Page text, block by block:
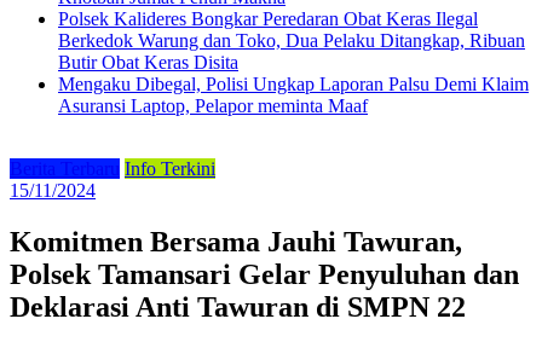
Polsek Kalideres Bongkar Peredaran Obat Keras Ilegal
Berkedok Warung dan Toko, Dua Pelaku Ditangkap, Ribuan
Butir Obat Keras Disita
Mengaku Dibegal, Polisi Ungkap Laporan Palsu Demi Klaim
Asuransi Laptop, Pelapor meminta Maaf
Berita Terbaru Info Terkini
15/11/2024
Komitmen Bersama Jauhi Tawuran,
Polsek Tamansari Gelar Penyuluhan dan
Deklarasi Anti Tawuran di SMPN 22